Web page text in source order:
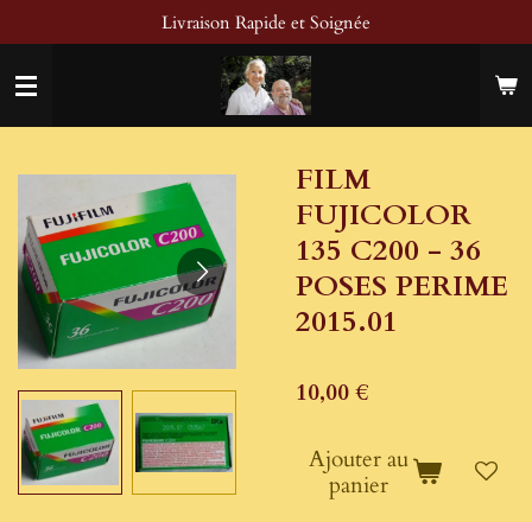
au
contenu
principal
Livraison Rapide et Soignée
FILM
FUJICOLOR
135 C200 - 36
POSES PERIME
2015.01
10,00 €
Ajouter au
panier